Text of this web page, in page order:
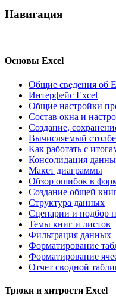
Навигация
Основы Excel
Общие сведения об
Интерфейс Excel
Общие настройки
Состав окна и
Создание,
Вычисляемый
Как работать с
Консолидация
Макет диаграммы
Обзор ошибок в
Создание общей
Структура данных
Сценарии и подбор
Темы книг и листов
Фильтрация данных
Форматирование
Форматирование
Отчет сводной
Трюки и хитрости Excel